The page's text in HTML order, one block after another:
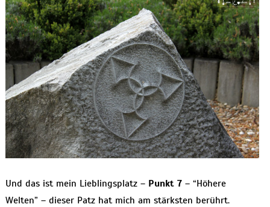
Und das ist mein Lieblingsplatz – Punkt 7– “Höhere
Welten” – dieser Patz hat mich am stärksten berührt.